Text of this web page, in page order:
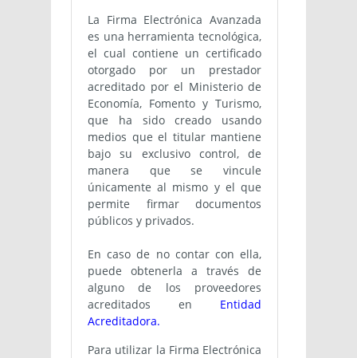
La Firma Electrónica Avanzada
es una herramienta tecnológica,
el cual contiene un certificado
otorgado por un prestador
acreditado por el Ministerio de
Economía, Fomento y Turismo,
que ha sido creado usando
medios que el titular mantiene
bajo su exclusivo control, de
manera que se vincule
únicamente al mismo y el que
permite firmar documentos
públicos y privados.
En caso de no contar con ella,
puede obtenerla a través de
alguno de los proveedores
acreditados en Entidad
Acreditadora.
Para utilizar la Firma Electrónica